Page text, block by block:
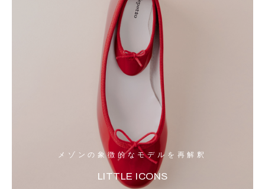
メゾンの象徴的なモデルを再解釈
LITTLE ICONS